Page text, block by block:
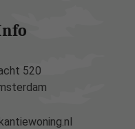
520